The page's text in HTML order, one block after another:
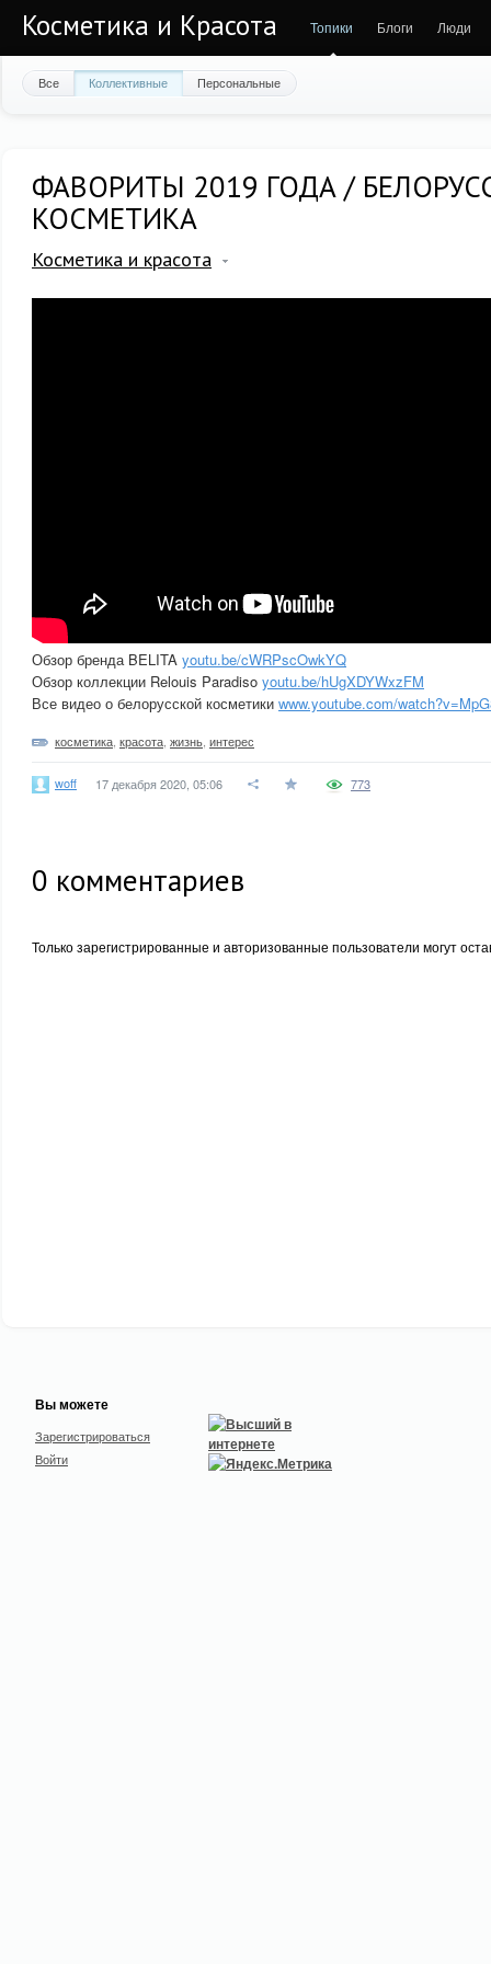
Косметика и Красота Топики Блоги Люди
Все Коллективные Персональные
ФАВОРИТЫ 2019 ГОДА /
КОСМЕТИКА
Косметика и красота
Обзор бренда BELITA youtu.be/cWRPscOwkYQ
Обзор коллекции Relouis Paradiso youtu.be/hUgXDYWxzFM
Все видео о белорусской косметики www.youtube.com/
косметика красота жизнь интерес
woff 17 декабря 2020, 05:06 773
0 комментариев
Только зарегистрированные и авторизованные пользователи могут
Вы можете
Зарегистрироваться
Войти